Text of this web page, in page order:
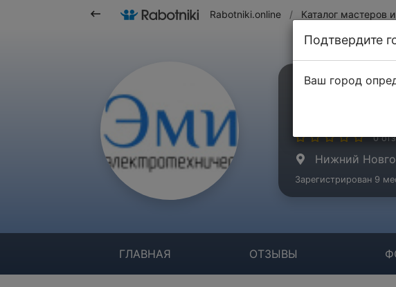
Rabotniki.online / Каталог мастеров
ООО
0
Нижний
Зарегистрирован 9
ГЛАВНАЯ ОТЗЫВЫ
Подтвердите
Ваш город